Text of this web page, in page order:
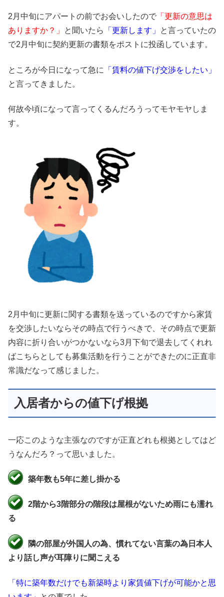
2月中旬にアパートの前でお会いしたので 「更新の意思は
ありますか？」
と聞いたら 「更新します」
と言っていたの
で2月中旬に契約更新の書類をポストに投函しています。
ところが今日になって急に
「賃料の値下げ交渉をしたい」
と言ってきました。
何故今頃になって言ってくるんだろうってモヤモヤしま
す。
2月中旬に更新に関する書類を送っているのですから家賃
を交渉したいならその時点で行うべきで、その時点で更新
内容に折り合いがつかないなら3月下旬で退去してくれれ
ばこちらとしても募集活動を行うことができたのに正直非
常識だなって感じました。
入居者からの値下げ根拠
一応このような主張なのですが正直どれも根拠としてはど
うなんだろ？って思いました。
築年数も5年に差し掛かる
2階から3階部分の階段は屋根がないため雨にも濡れ
る
隣の部屋が外国人の為、慣れてない言葉の為日本人
より話し声が耳障りに聞こえる
「特に築年数だけでも新築時より家賃値下げが可能かと思